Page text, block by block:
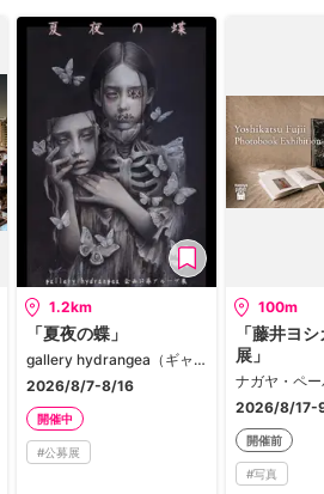
1.2km
「夏夜の蝶」
gallery hydrangea（ギャラリー ハイドランジア）
2026/8/7-8/16
開催中
#公募展
100m
「藤井ヨ
展」
ナガヤ・ペ
2026/8/17-
開催前
#写真